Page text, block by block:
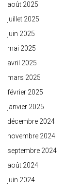
août 2025
juillet 2025
juin 2025
mai 2025
avril 2025
mars 2025
février 2025
janvier 2025
décembre 2024
novembre 2024
septembre 2024
août 2024
juin 2024